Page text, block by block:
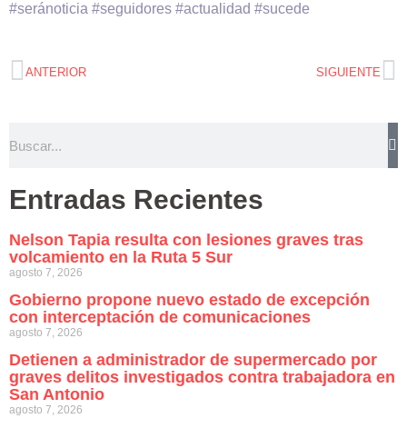
#seránoticia #seguidores #actualidad #sucede
ANTERIOR SIGUIENTE
Entradas Recientes
Nelson Tapia resulta con lesiones graves tras
volcamiento en la Ruta 5 Sur
agosto 7, 2026
Gobierno propone nuevo estado de excepción
con interceptación de comunicaciones
agosto 7, 2026
Detienen a administrador de supermercado por
graves delitos investigados contra trabajadora en
San Antonio
agosto 7, 2026